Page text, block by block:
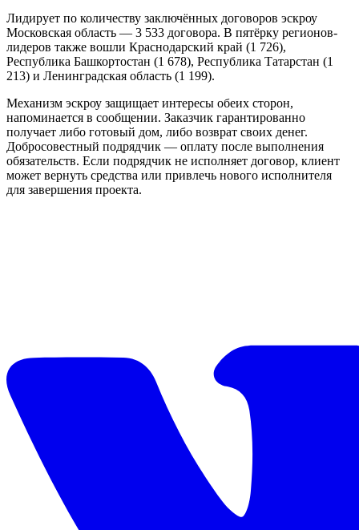
Лидирует по количеству заключённых договоров эскроу
Московская область — 3 533 договора. В пятёрку регионов-
лидеров также вошли Краснодарский край (1 726),
Республика Башкортостан (1 678), Республика Татарстан (1
213) и Ленинградская область (1 199).
Механизм эскроу защищает интересы обеих сторон,
напоминается в сообщении. Заказчик гарантированно
получает либо готовый дом, либо возврат своих денег.
Добросовестный подрядчик — оплату после выполнения
обязательств. Если подрядчик не исполняет договор, клиент
может вернуть средства или привлечь нового исполнителя
для завершения проекта.